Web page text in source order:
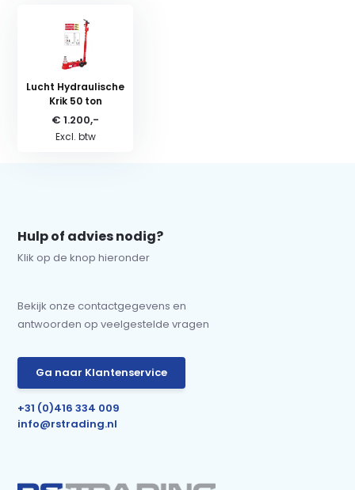
Lucht Hydraulische
Krik 50 ton
€ 1.200,-
Excl. btw
Hulp of advies nodig?
Klik op de knop hieronder
Bekijk onze contactgegevens en
antwoorden op veelgestelde vragen
Ga naar Klantenservice
+31 (0)416 334 009
info@rstrading.nl